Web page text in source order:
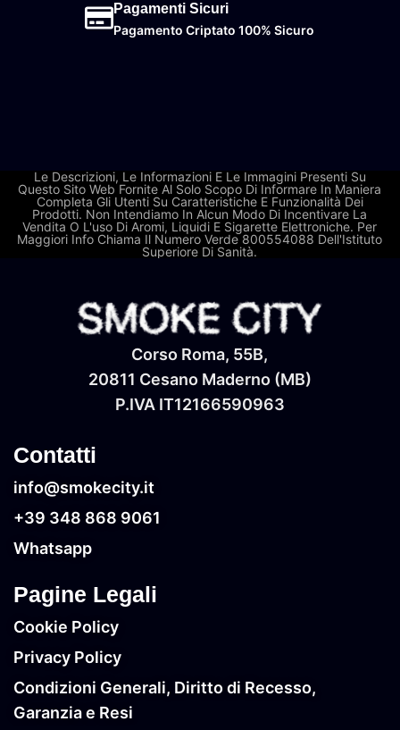
Pagamenti Sicuri
Pagamento Criptato 100% Sicuro
Le Descrizioni, Le Informazioni E Le Immagini Presenti Su
Questo Sito Web Fornite Al Solo Scopo Di Informare In Maniera
Completa Gli Utenti Su Caratteristiche E Funzionalità Dei
Prodotti. Non Intendiamo In Alcun Modo Di Incentivare La
Vendita O L'uso Di Aromi, Liquidi E Sigarette Elettroniche. Per
Maggiori Info Chiama Il Numero Verde 800554088 Dell'Istituto
Superiore Di Sanità.
Corso Roma, 55B,
20811 Cesano Maderno (MB)
P.IVA IT‭12166590963‬
Contatti
info@smokecity.it
+39 348 868 9061
Whatsapp
Pagine Legali
Cookie Policy
Privacy Policy
Condizioni Generali, Diritto di Recesso,
Garanzia e Resi